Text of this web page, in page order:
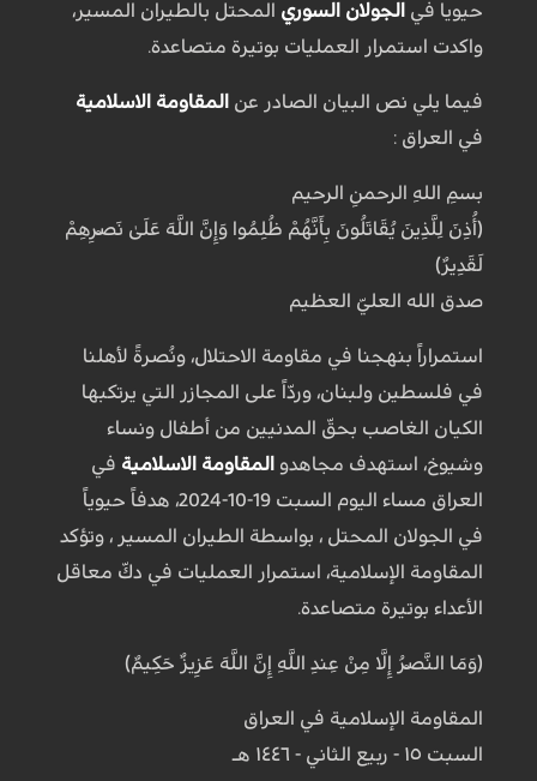
حيويا في الجولان السوري المحتل بالطيران المسير،
واكدت استمرار العمليات بوتيرة متصاعدة.
فيما يلي نص البيان الصادر عن المقاومة الاسلامية
في العراق :
بسمِ اللهِ الرحمنِ الرحيم
(أُذِنَ لِلَّذِينَ يُقَاتَلُونَ بِأَنَّهُمْ ظُلِمُوا وَإِنَّ اللَّهَ عَلَىٰ نَصْرِهِمْ
لَقَدِيرٌ)
صدق الله العليّ العظيم
استمراراً بنهجنا في مقاومة الاحتلال، ونُصرةً لأهلنا
في فلسطين ولبنان، وردّاً على المجازر التي يرتكبها
الكيان الغاصب بحقّ المدنيين من أطفال ونساء
وشيوخ، استهدف مجاهدو المقاومة الاسلامية في
العراق مساء اليوم السبت 19-10-2024، هدفاً حيوياً
في الجولان المحتل ، بواسطة الطيران المسير ، وتؤكد
المقاومة الإسلامية، استمرار العمليات في دكّ معاقل
الأعداء بوتيرة متصاعدة.
(وَمَا النَّصْرُ إِلَّا مِنْ عِندِ اللَّهِ إِنَّ اللَّهَ عَزِيزٌ حَكِيمٌ)
المقاومة الإسلامية في العراق
السبت ١٥ - ربيع الثاني - ١٤٤٦ هـ